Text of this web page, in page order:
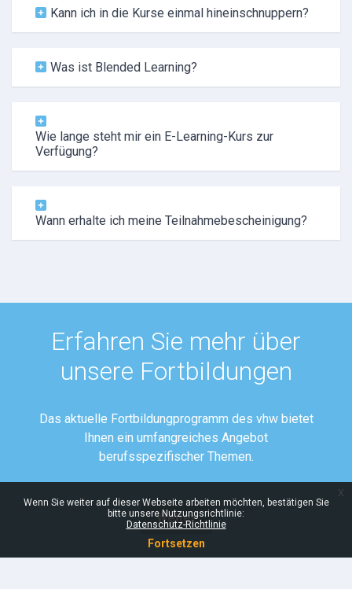
Wenn Sie weiter auf dieser Webseite arbeiten möchten, bestätigen Sie
bitte unsere Nutzungsrichtlinie:
Datenschutz-Richtlinie
Fortsetzen
x
Kann ich in die Kurse einmal hineinschnuppern?
Was ist Blended Learning?
Wie lange steht mir ein E-Learning-Kurs zur
Verfügung?
Wann erhalte ich meine Teilnahmebescheinigung?
Erfahren Sie mehr über
unsere Fortbildungen
Das aktuelle Fortbildungprogramm des vhw bietet
Ihnen ein umfangreiches Angebot
berufsspezifischer Themen.
Weiter